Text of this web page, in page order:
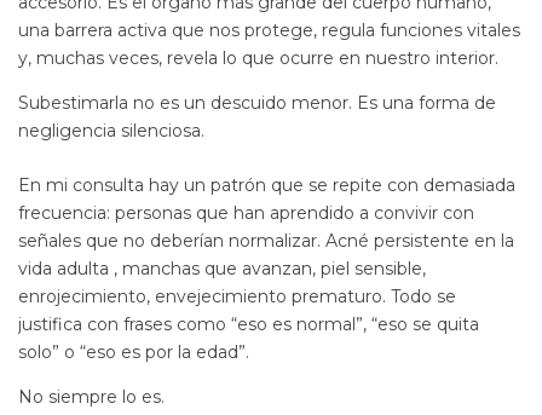
una barrera activa que nos protege, regula funciones vitales
y, muchas veces, revela lo que ocurre en nuestro interior.
Subestimarla no es un descuido menor. Es una forma de
negligencia silenciosa.
En mi consulta hay un patrón que se repite con demasiada
frecuencia: personas que han aprendido a convivir con
señales que no deberían normalizar. Acné persistente en la
vida adulta , manchas que avanzan, piel sensible,
enrojecimiento, envejecimiento prematuro. Todo se
justifica con frases como “eso es normal”, “eso se quita
solo” o “eso es por la edad”.
No siempre lo es.